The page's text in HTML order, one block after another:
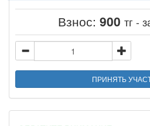
Взнос: 900 тг -
ПРИНЯТЬ